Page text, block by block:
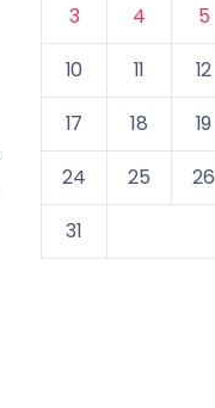
3
4 5
10
11 12
17
18 19
24
25 26
31